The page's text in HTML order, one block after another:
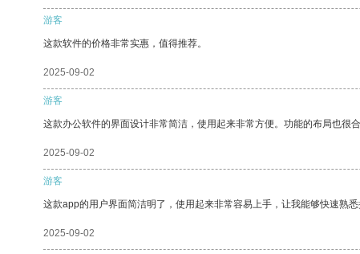
游客
这款软件的价格非常实惠，值得推荐。
2025-09-02
游客
这款办公软件的界面设计非常简洁，使用起来非常方便。功能的布局也很合
2025-09-02
游客
这款app的用户界面简洁明了，使用起来非常容易上手，让我能够快速熟
2025-09-02